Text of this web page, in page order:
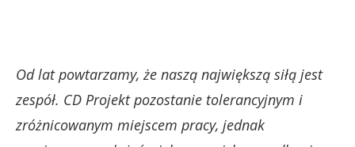
Od lat powtarzamy, że naszą największą siłą jest
zespół. CD Projekt pozostanie tolerancyjnym i
zróżnicowanym miejscem pracy, jednak